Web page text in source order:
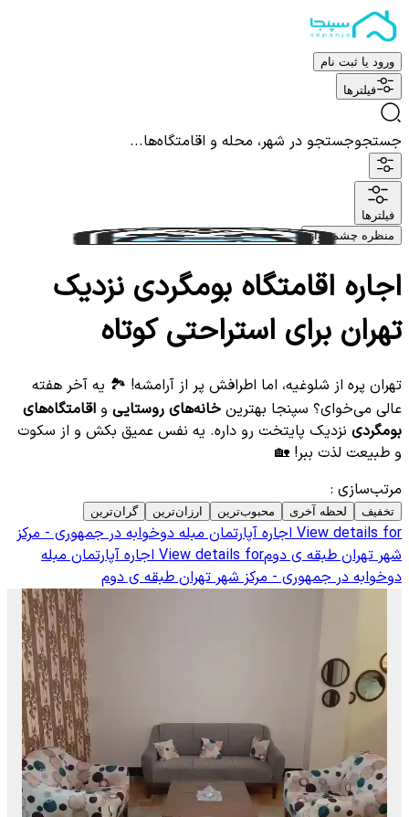
ورود یا ثبت نام
فیلترها
جستجوجستجو در شهر، محله و اقامتگاه‌ها...
فیلترها
منظره چشم نواز
اجاره اقامتگاه بومگردی نزدیک
تهران برای استراحتی کوتاه
تهران پره از شلوغیه، اما اطرافش پر از آرامشه! 🏞️ یه آخر هفته
عالی می‌خوای؟ سپنجا بهترین خانه‌های روستایی و اقامتگاه‌های
بومگردی نزدیک پایتخت رو داره. یه نفس عمیق بکش و از سکوت
و طبیعت لذت ببر! 🏡
مرتب‌سازی :
تخفیف لحظه آخری محبوب‌ترین ارزان‌ترین گران‌ترین
View details for اجاره آپارتمان مبله دوخوابه در جمهوری - مرکز
شهر تهران طبقه ی دومView details for اجاره آپارتمان مبله
دوخوابه در جمهوری - مرکز شهر تهران طبقه ی دوم